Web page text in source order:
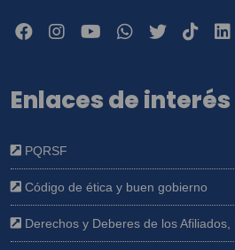
Enlaces de interés
PQRSF
Código de ética y buen gobierno
Derechos y Deberes de los